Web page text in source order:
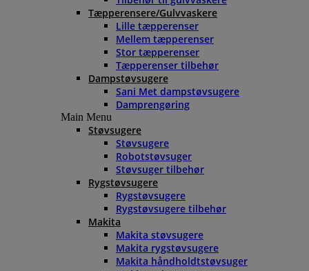
Tæpperensere/Gulvvaskere
Lille tæpperenser
Mellem tæpperenser
Stor tæpperenser
Tæpperenser tilbehør
Dampstøvsugere
Sani Met dampstøvsugere
Damprengøring
Main Menu
Støvsugere
Støvsugere
Robotstøvsuger
Støvsuger tilbehør
Rygstøvsugere
Rygstøvsugere
Rygstøvsugere tilbehør
Makita
Makita støvsugere
Makita rygstøvsugere
Makita håndholdtstøvsuger